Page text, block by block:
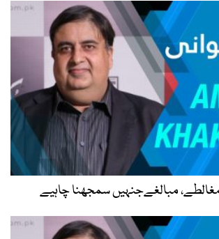
مبالغےجنہیں سمجھنا چاہیے